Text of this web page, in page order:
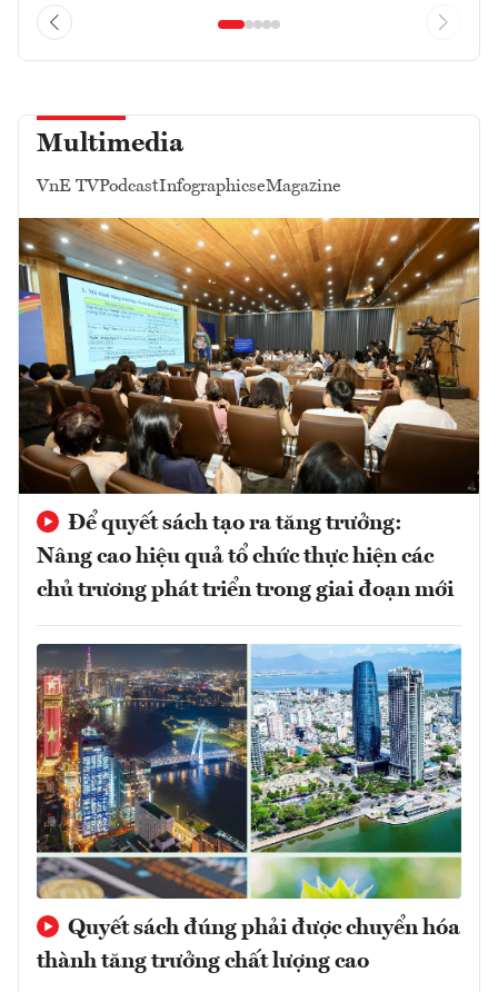
Multimedia
VnE TVPodcastInfographicseMagazine
Để quyết sách tạo ra tăng trưởng:
Nâng cao hiệu quả tổ chức thực hiện các
chủ trương phát triển trong giai đoạn mới
Quyết sách đúng phải được chuyển hóa
thành tăng trưởng chất lượng cao